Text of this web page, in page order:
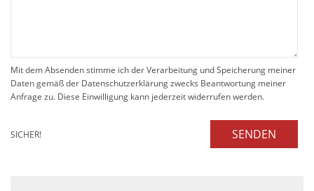
Mit dem Absenden stimme ich der Verarbeitung und Speicherung meiner
Daten gemäß der Datenschutzerklärung zwecks Beantwortung meiner
Anfrage zu. Diese Einwilligung kann jederzeit widerrufen werden.
SICHER! SENDEN